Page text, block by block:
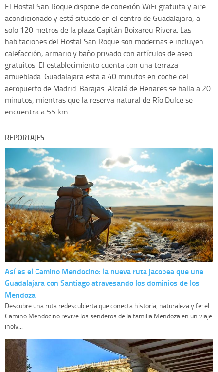
El Hostal San Roque dispone de conexión WiFi gratuita y aire
acondicionado y está situado en el centro de Guadalajara, a
solo 120 metros de la plaza Capitán Boixareu Rivera. Las
habitaciones del Hostal San Roque son modernas e incluyen
calefacción, armario y baño privado con artículos de aseo
gratuitos. El establecimiento cuenta con una terraza
amueblada. Guadalajara está a 40 minutos en coche del
aeropuerto de Madrid-Barajas. Alcalá de Henares se halla a 20
minutos, mientras que la reserva natural de Río Dulce se
encuentra a 55 km.
REPORTAJES
Así es el Camino Mendocino: la nueva ruta jacobea que une
Guadalajara con Santiago atravesando los dominios de los
Mendoza
Descubre una ruta redescubierta que conecta historia, naturaleza y fe: el
Camino Mendocino revive los senderos de la familia Mendoza en un viaje
inolv...